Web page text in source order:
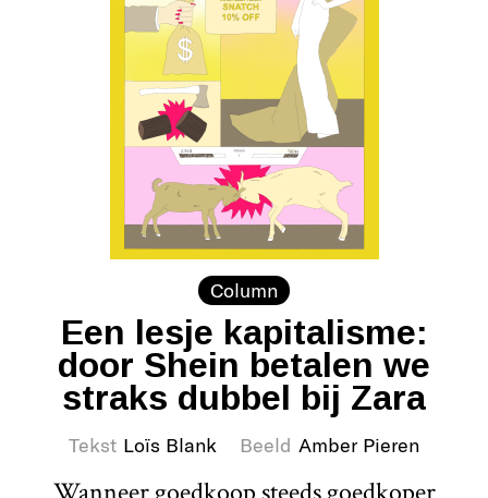
Column
Een lesje kapitalisme:
door Shein betalen we
straks dubbel bij Zara
Tekst Loïs Blank Beeld Amber Pieren